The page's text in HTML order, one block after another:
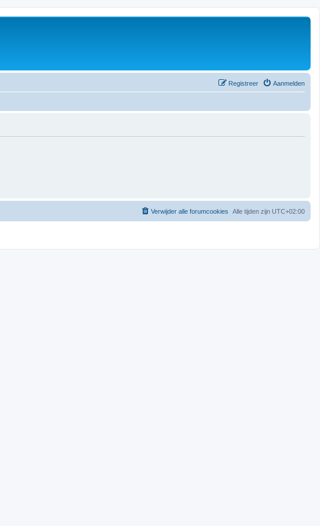
Aanmelden
Registreer
Alle tijden zijn UTC+02:00
Verwijder alle forumcookies